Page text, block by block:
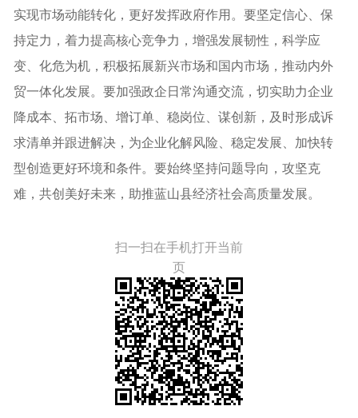
实现市场动能转化，更好发挥政府作用。要坚定信心、保
持定力，着力提高核心竞争力，增强发展韧性，科学应
变、化危为机，积极拓展新兴市场和国内市场，推动内外
贸一体化发展。要加强政企日常沟通交流，切实助力企业
降成本、拓市场、增订单、稳岗位、谋创新，及时形成诉
求清单并跟进解决，为企业化解风险、稳定发展、加快转
型创造更好环境和条件。要始终坚持问题导向，攻坚克
难，共创美好未来，助推蓝山县经济社会高质量发展。
扫一扫在手机打开当前
页